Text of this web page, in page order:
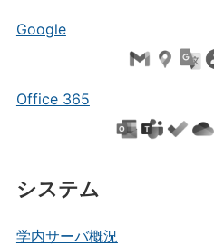
Google
Office 365
システム
学内サーバ概況